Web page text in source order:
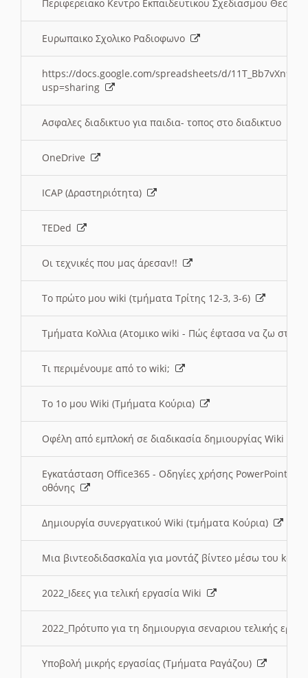
Περιφερειακο Κεντρο Εκπαιδευτικου Σχεδιασμου
Ευρωπαικο Σχολικο Ραδιοφωνο
https://docs.google.com/spreadsheets/d/
usp=sharing
Ασφαλες διαδικτυο για παιδια- τοπος στο διαδικτυο
OneDrive
ICAP (Δραστηριότητα)
TEDed
Οι τεχνικές που μας άρεσαν!!
Το πρώτο μου wiki (τμήματα Τρίτης 12-3, 3-6)
Τμήματα Κολλια (Ατομικο wiki - Πώς έφτασα να ζω στην
Τι περιμένουμε από το wiki;
Το 1ο μου Wiki (Τμήματα Κούρια)
Οφέλη από εμπλοκή σε διαδικασία δημιουργίας Wiki
Εγκατάσταση Office365 - Οδηγίες χρήσης PowerPoint
οθόνης
Δημιουργία συνεργατικού Wiki (τμήματα Κούρια)
Μια βιντεοδιδασκαλία για μοντάζ βίντεο μέσω του
2022_Ιδεες για τελική εργασία Wiki
2022_Πρότυπο για τη δημιουργια σεναριου τελικής
Υποβολή μικρής εργασίας (Τμήματα Ραγάζου)